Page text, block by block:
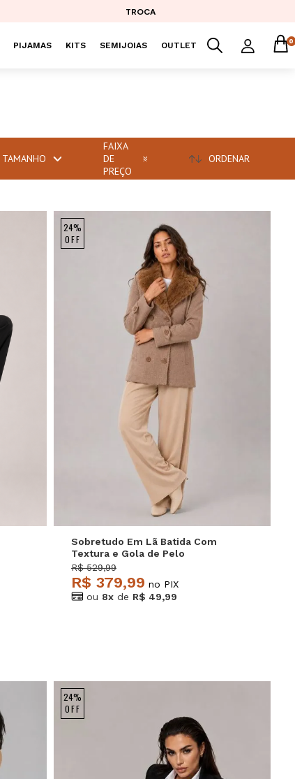
TROCA
PIJAMAS KITS SEMIJOIAS OUTLET 0
TAMANHO
FAIXA
DE
PREÇO
ORDENAR
24%
OFF
M G
Sobretudo Em Lã Batida Com
Textura e Gola de Pelo
Removível Bege Salvatore
R$ 529,99
R$ 379,99 no PIX
ou 8x de R$ 49,99
24%
OFF